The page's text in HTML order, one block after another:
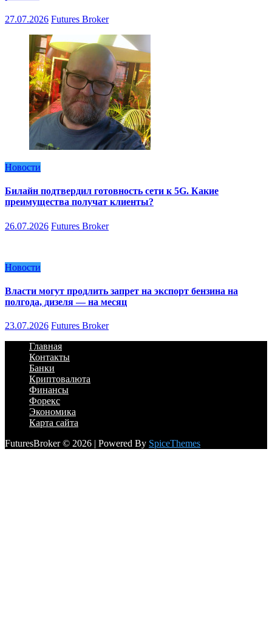
27.07.2026 Futures Broker
Новости
Билайн подтвердил готовность сети к 5G. Какие
преимущества получат клиенты?
26.07.2026 Futures Broker
Новости
Власти могут продлить запрет на экспорт бензина на
полгода, дизеля — на месяц
23.07.2026 Futures Broker
Главная
Контакты
Банки
Криптовалюта
Финансы
Форекс
Экономика
Карта сайта
FuturesBroker © 2026 | Powered By SpiceThemes